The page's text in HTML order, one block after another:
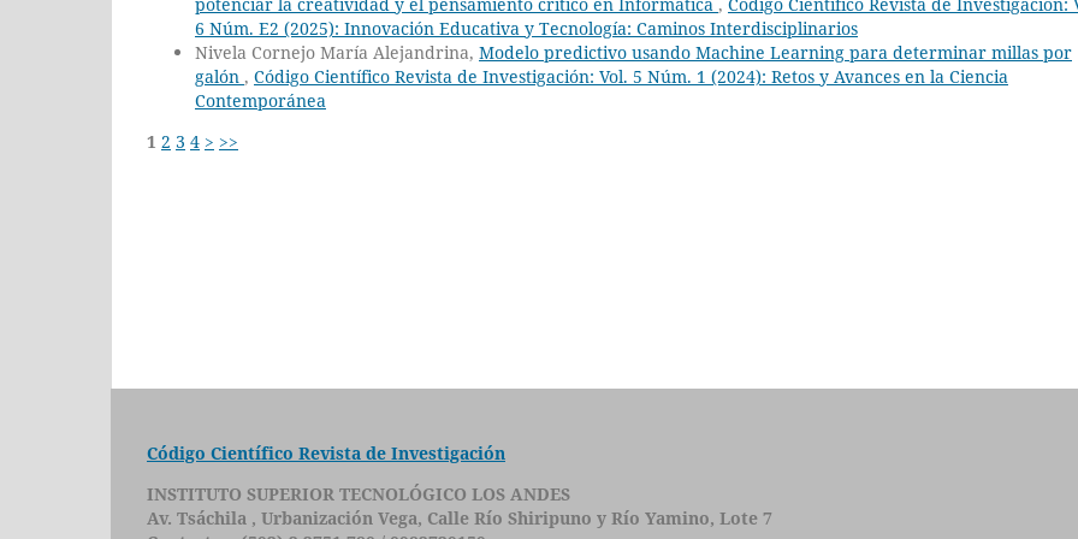
potenciar la creatividad y el pensamiento crítico en Informática , Código Científico Revista de Investigación:
6 Núm. E2 (2025): Innovación Educativa y Tecnología: Caminos Interdisciplinarios
Nivela Cornejo María Alejandrina, Modelo predictivo usando Machine Learning para determinar millas por
galón , Código Científico Revista de Investigación: Vol. 5 Núm. 1 (2024): Retos y Avances en la Ciencia
Contemporánea
1 2 3 4 > >>
Código Científico Revista de Investigación
INSTITUTO SUPERIOR TECNOLÓGICO LOS ANDES
Av. Tsáchila , Urbanización Vega, Calle Río Shiripuno y Río Yamino, Lote 7